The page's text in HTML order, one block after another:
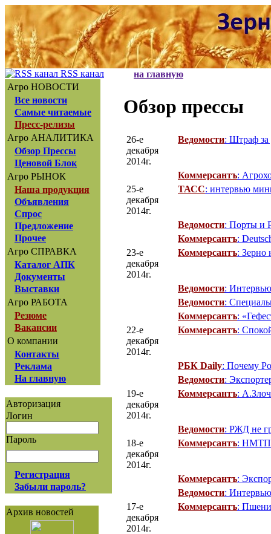
RSS канал
Агро НОВОСТИ
Все новости
Самые читаемые
Пресс-релизы
Агро АНАЛИТИКА
Обзор Прессы
Ценовой Блок
Агро РЫНОК
Наша продукция
Объявления
Спрос
Предложение
Прочее
Агро СПРАВКА
Каталог АПК
Документы
Выставки
Агро РАБОТА
Резюме
Вакансии
О компании
Контакты
Реклама
На главную
Авторизация
Логин
Пароль
Регистрация
Забыли пароль?
Архив новостей
на главную
Обзор прессы
26-е
декабря
2014г.
Ведомости: Штраф за
Коммерсантъ:
25-е
декабря
2014г.
ТАСС: интервью
Ведомости: Порты и
Коммерсантъ:
23-е
декабря
2014г.
Коммерсантъ: Зерно
Ведомости:
Ведомости:
Коммерсантъ:
22-е
декабря
2014г.
Коммерсантъ:
РБК Daily: Почему
Ведомости:
19-е
декабря
2014г.
Коммерсантъ:
Ведомости: РЖД не
18-е
декабря
2014г.
Коммерсантъ: НМТП
Коммерсантъ:
Ведомости:
17-е
декабря
2014г.
Коммерсантъ: